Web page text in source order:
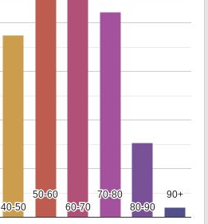
40-50
40-50
50-60
50-60
60-70
60-70
70-80
70-80
80-90
80-90
90+
90+